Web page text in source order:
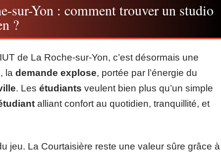
sur-Yon : comment trouver un studio
?
de La Roche-sur-Yon, c’est désormais une
la demande explose, portée par l’énergie du
. Les étudiants veulent bien plus qu’un simple
alliant confort au quotidien, tranquillité, et
jeu. La Courtaisière reste une valeur sûre grâce à